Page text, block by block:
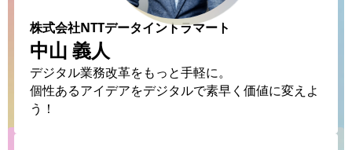
株式会社NTTデータイントラマート
中山 義人
デジタル業務改革をもっと手軽に。
個性あるアイデアをデジタルで素早く価値に変えよ
う！